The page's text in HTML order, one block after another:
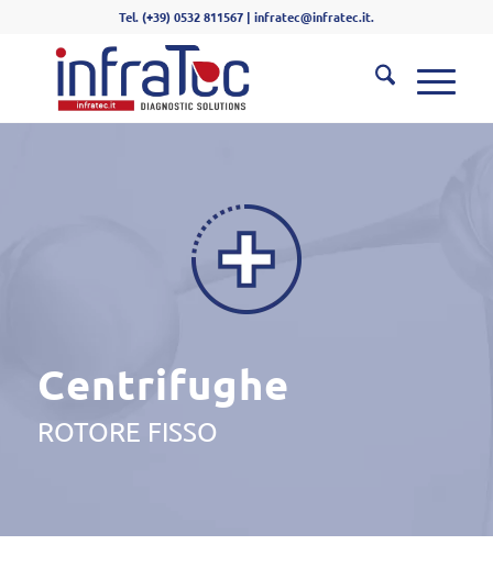
Tel. (+39) 0532 811567 | infratec@infratec.it.
Centrifughe
ROTORE FISSO